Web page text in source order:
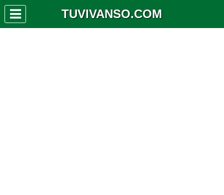
TUVIVANSO.COM